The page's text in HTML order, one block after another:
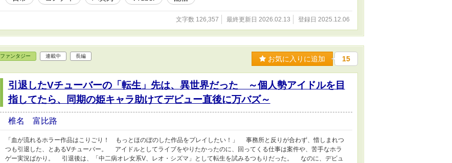
文字数 126,357 最終更新日 2026.02.13 登録日 2025.12.06
ファンタジー 連載中 長編 お気に入りに追加 15
引退したVチューバーの「転生」先は、異世界だった ～個人勢アイドルを目
指してたら、同期の姫キャラ助けてデビュー直後に万バズ～
椎名 富比路
「血が流れるホラー作品はこりごり！ もっとほのぼのした作品をプレイしたい！」 事務所と反りが合わず、惜しまれつ
つも引退した、とあるVチューバー。 アイドルとしてライブをやりたかったのに、回ってくる仕事は案件や、苦手なホラ
ゲー実況ばかり。 引退後は、「中二病オレ女系V、レオ・シズマ」として転生を試みるつもりだった。 なのに、デビュ